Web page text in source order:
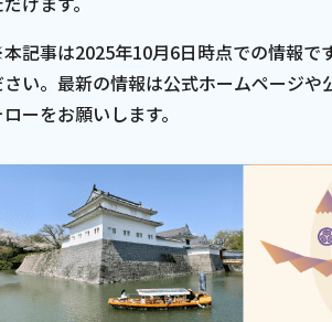
記事は2025年10月6日時点での情報で
い。最新の情報は公式ホームページ
ーをお願いします。